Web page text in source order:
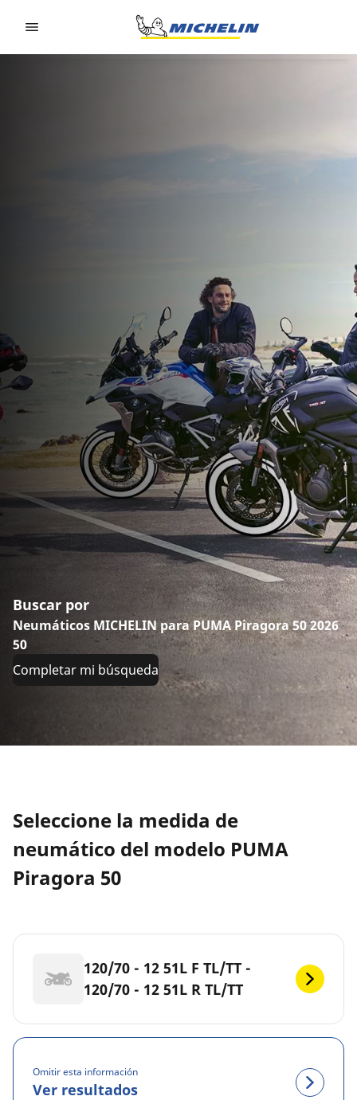
Buscar por
Neumáticos MICHELIN para PUMA Piragora 50 2026
50
Completar mi búsqueda
Seleccione la medida de
neumático del modelo PUMA
Piragora 50
120/70 - 12 51L F TL/TT -
120/70 - 12 51L R TL/TT
Omitir esta información
Ver resultados